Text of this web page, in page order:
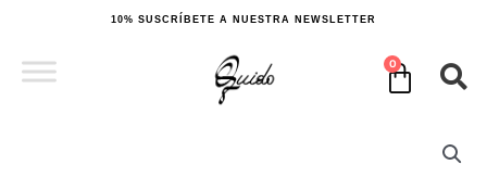
contenido
10% SUSCRÍBETE A NUESTRA NEWSLETTER
0
Cart